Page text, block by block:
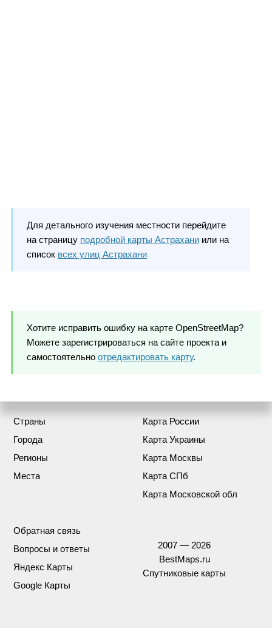
Для детального изучения местности перейдите
на страницу подробной карты Астраханиили на
список всех улиц Астрахани
Хотите исправить ошибку на карте OpenStreetMap?
Можете зарегистрироваться на сайте проекта и
самостоятельно отредактировать карту.
Страны
Города
Регионы
Места
Карта России
Карта Украины
Карта Москвы
Карта СПб
Карта Московской обл
Обратная связь
Вопросы и ответы
Яндекс Карты
Google Карты
2007 — 2026
BestMaps.ru
Спутниковые карты